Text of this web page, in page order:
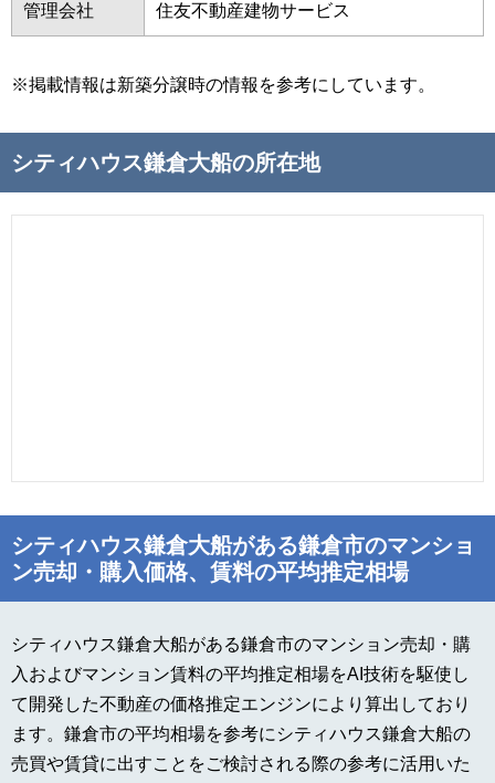
管理会社 住友不動産建物サービス
※掲載情報は新築分譲時の情報を参考にしています。
シティハウス鎌倉大船の所在地
シティハウス鎌倉大船がある鎌倉市のマンショ
ン売却・購入価格、賃料の平均推定相場
シティハウス鎌倉大船がある鎌倉市のマンション売却・購
入およびマンション賃料の平均推定相場をAI技術を駆使し
て開発した不動産の価格推定エンジンにより算出しており
ます。鎌倉市の平均相場を参考にシティハウス鎌倉大船の
売買や賃貸に出すことをご検討される際の参考に活用いた